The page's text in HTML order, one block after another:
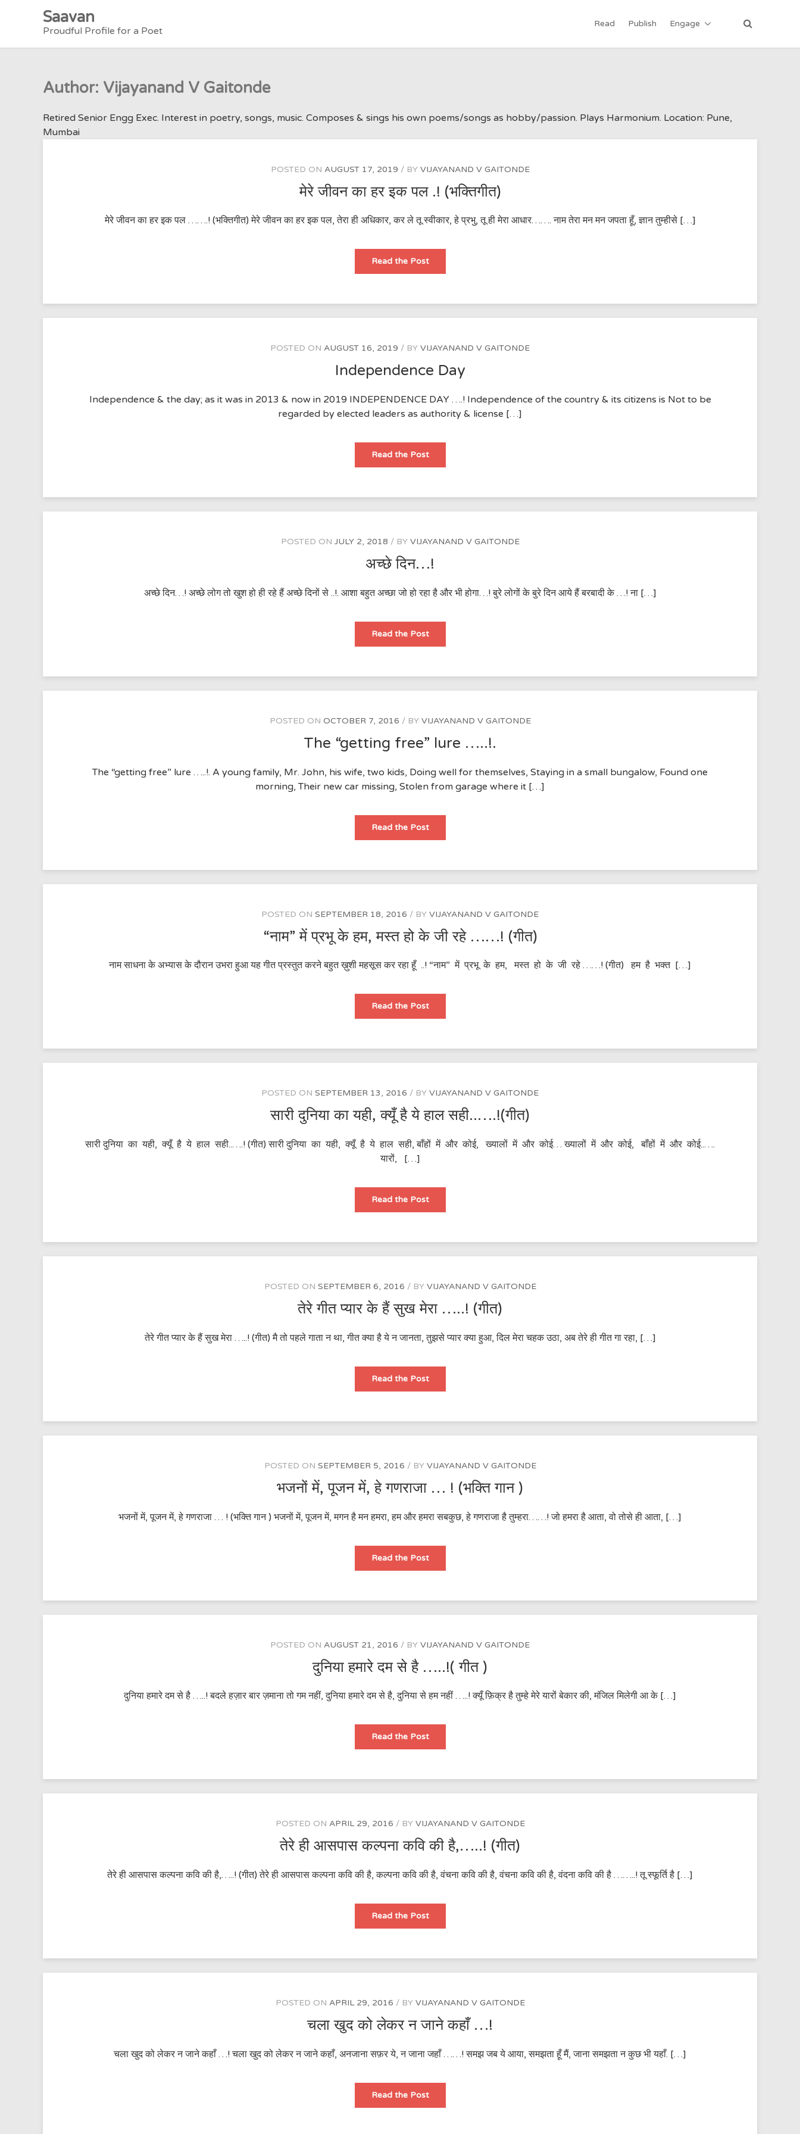
Saavan
Proudful Profile for a Poet
Read Publish Engage
Author: Vijayanand V Gaitonde
Retired Senior Engg Exec. Interest in poetry, songs, music. Composes & sings his own poems/songs as hobby/passion. Plays Harmonium. Location: Pune,
Mumbai
POSTED ON AUGUST 17, 2019 BY VIJAYANAND V GAITONDE
मेरे जीवन का हर इक पल .! (भक्तिगीत)
मेरे जीवन का हर इक पल …….! (भक्तिगीत) मेरे जीवन का हर इक पल, तेरा ही अधिकार, कर ले तू स्वीकार, हे प्रभु, तू ही मेरा आधार……. नाम तेरा मन मन जपता हूँ, ज्ञान तुम्हीसे […]
Read the Postमेरे
का
पल
(भक्तिगीत)
POSTED ON AUGUST 16, 2019 BY VIJAYANAND V GAITONDE
Independence Day
Independence & the day; as it was in 2013 & now in 2019 INDEPENDENCE DAY ….! Independence of the country & its citizens is Not to be
regarded by elected leaders as authority & license […]
Read the PostIndependence
POSTED ON JULY 2, 2018 BY VIJAYANAND V GAITONDE
अच्छे दिन…!
अच्छे दिन…! अच्छे लोग तो खुश हो ही रहे हैं अच्छे दिनों से ..!. आशा बहुत अच्छा जो हो रहा है और भी होगा…! बुरे लोगों के बुरे दिन आये हैं बरबादी के …! ना […]
Read the Postअच्छे
POSTED ON OCTOBER 7, 2016 BY VIJAYANAND V GAITONDE
The “getting free” lure …..!.
The “getting free” lure …..!. A young family, Mr. John, his wife, two kids, Doing well for themselves, Staying in a small bungalow, Found one
morning, Their new car missing, Stolen from garage where it […]
Read the PostThe
free”
POSTED ON SEPTEMBER 18, 2016 BY VIJAYANAND V GAITONDE
“नाम” में प्रभू के हम, मस्त हो के जी रहे ……! (गीत)
नाम साधना के अभ्यास के दौरान उभरा हुआ यह गीत प्रस्तुत करने बहुत ख़ुशी महसूस कर रहा हूँ ..! “नाम” में प्रभू के हम, मस्त हो के जी रहे ……! (गीत) हम है भक्त […]
Read the Post“नाम”
प्रभू
मस्त
के
……!
(गीत)
POSTED ON SEPTEMBER 13, 2016 BY VIJAYANAND V GAITONDE
सारी दुनिया का यही, क्यूँ है ये हाल सही..….!(गीत)
सारी दुनिया का यही, क्यूँ है ये हाल सही..….! (गीत) सारी दुनिया का यही, क्यूँ है ये हाल सही, बाँहों में और कोई, ख्यालों में और कोई… ख्यालों में और कोई, बाँहों में और कोई..….
यारों, […]
Read the Postसारी
का
है
हाल
(गीत)
POSTED ON SEPTEMBER 6, 2016 BY VIJAYANAND V GAITONDE
तेरे गीत प्यार के हैं सुख मेरा …..! (गीत)
तेरे गीत प्यार के हैं सुख मेरा …..! (गीत) मै तो पहले गाता न था, गीत क्या है ये न जानता, तुझसे प्यार क्या हुआ, दिल मेरा चहक उठा, अब तेरे ही गीत गा रहा, […]
Read the Postतेरे
प्यार
सुख
…..!
POSTED ON SEPTEMBER 5, 2016 BY VIJAYANAND V GAITONDE
भजनों में, पूजन में, हे गणराजा … ! (भक्ति गान )
भजनों में, पूजन में, हे गणराजा … ! (भक्ति गान ) भजनों में, पूजन में, मगन है मन हमरा, हम और हमरा सबकुछ, हे गणराजा है तुम्हरा……! जो हमरा है आता, वो तोसे ही आता, […]
Read the Postभजनों
पूजन
गणराजा
!
)
POSTED ON AUGUST 21, 2016 BY VIJAYANAND V GAITONDE
दुनिया हमारे दम से है …..!( गीत )
दुनिया हमारे दम से है …..! बदले हज़ार बार ज़माना तो गम नहीं, दुनिया हमारे दम से है, दुनिया से हम नहीं …..! क्यूँ फ़िक्र है तुम्हे मेरे यारों बेकार की, मंजिल मिलेगी आ के […]
Read the Postदुनिया
दम
…..!
गीत
POSTED ON APRIL 29, 2016 BY VIJAYANAND V GAITONDE
तेरे ही आसपास कल्पना कवि की है,…..! (गीत)
तेरे ही आसपास कल्पना कवि की है,…..! (गीत) तेरे ही आसपास कल्पना कवि की है, कल्पना कवि की है, वंचना कवि की है, वंचना कवि की है, वंदना कवि की है ……..! तू स्फूर्ति है […]
Read the Postतेरे
आसपास
की
…..!
POSTED ON APRIL 29, 2016 BY VIJAYANAND V GAITONDE
चला खुद को लेकर न जाने कहाँ …!
चला खुद को लेकर न जाने कहाँ …! चला खुद को लेकर न जाने कहाँ, अनजाना सफ़र ये, न जाना जहाँ ……! समझ जब ये आया, समझता हूँ मैं, जाना समझता न कुछ भी यहाँ. […]
Read the Postचला
को